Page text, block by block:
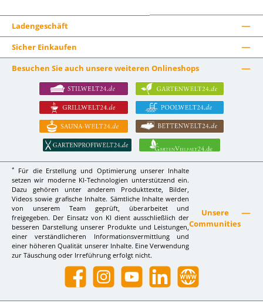
Ladengeschäft
Sicher Einkaufen
Besuchen Sie auch unsere weiteren Onlineshops
*
Für die Erstellung und Optimierung unserer Inhalte
setzen wir moderne KI-Technologien unterstützend ein.
Dazu gehören unter anderem Produkttexte, Bilder,
Videos sowie grafische Inhalte. Sämtliche Inhalte werden
von unserem Team geprüft, überarbeitet und
freigegeben. Der Einsatz von KI dient ausschließlich der
besseren Darstellung unserer Produkte und Leistungen,
einer verständlicheren Informationsvermittlung und
einer höheren Qualität unserer Inhalte. Eine Verwendung
zur Täuschung oder Irreführung erfolgt nicht.
Unsere
Communities
Facebook InstagramYouTube LinkedIn Website